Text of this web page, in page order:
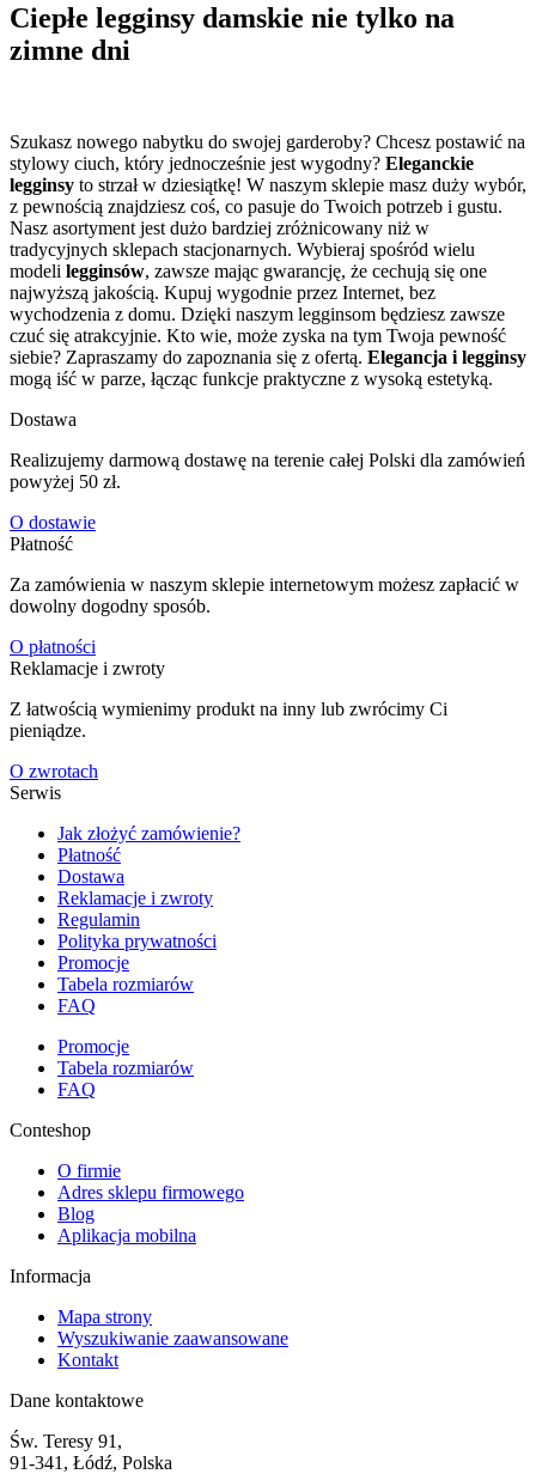
Ciepłe legginsy damskie nie tylko na
zimne dni
Szukasz nowego nabytku do swojej garderoby? Chcesz postawić na
stylowy ciuch, który jednocześnie jest wygodny? Eleganckie
legginsy to strzał w dziesiątkę! W naszym sklepie masz duży wybór,
z pewnością znajdziesz coś, co pasuje do Twoich potrzeb i gustu.
Nasz asortyment jest dużo bardziej zróżnicowany niż w
tradycyjnych sklepach stacjonarnych. Wybieraj spośród wielu
modeli legginsów, zawsze mając gwarancję, że cechują się one
najwyższą jakością. Kupuj wygodnie przez Internet, bez
wychodzenia z domu. Dzięki naszym legginsom będziesz zawsze
czuć się atrakcyjnie. Kto wie, może zyska na tym Twoja pewność
siebie? Zapraszamy do zapoznania się z ofertą. Elegancja i legginsy
mogą iść w parze, łącząc funkcje praktyczne z wysoką estetyką.
Dostawa
Realizujemy darmową dostawę na terenie całej Polski dla zamówień
powyżej 50 zł.
O dostawie
Płatność
Za zamówienia w naszym sklepie internetowym możesz zapłacić w
dowolny dogodny sposób.
O płatności
Reklamacje i zwroty
Z łatwością wymienimy produkt na inny lub zwrócimy Ci
pieniądze.
O zwrotach
Serwis
Jak złożyć zamówienie?
Płatność
Dostawa
Reklamacje i zwroty
Regulamin
Polityka prywatności
Promocje
Tabela rozmiarów
FAQ
Promocje
Tabela rozmiarów
FAQ
Conteshop
O firmie
Adres sklepu firmowego
Blog
Aplikacja mobilna
Informacja
Mapa strony
Wyszukiwanie zaawansowane
Kontakt
Dane kontaktowe
Św. Teresy 91,
91-341, Łódź, Polska